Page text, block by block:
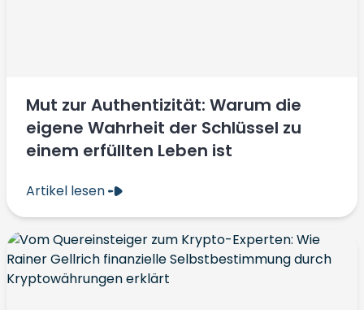
Mut zur Authentizität: Warum die
eigene Wahrheit der Schlüssel zu
einem erfüllten Leben ist
Artikel lesen